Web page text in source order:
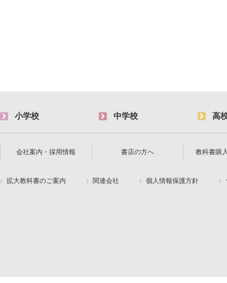
小学校 中学校 高
会社案内・採用情報 書店の方へ 教科書購
拡大教科書のご案内 関連会社 個人情報保護方針